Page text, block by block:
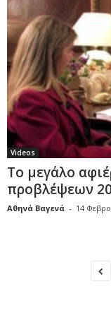
Videos
Το μεγάλο
προβλέψεων
Αθηνά Βαγενά - 14